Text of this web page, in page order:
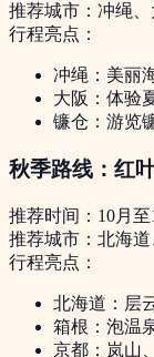
推荐城市：冲绳
行程亮点：
冲绳：美丽
大阪：体验
镰仓：游览
秋季路线：红
推荐时间：10月至
推荐城市：北海
行程亮点：
北海道：层
箱根：泡温
京都：岚山